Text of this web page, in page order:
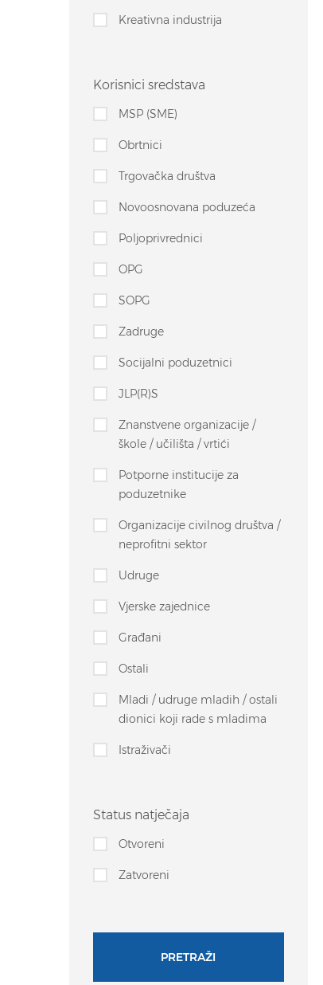
Kreativna industrija
Korisnici sredstava
MSP (SME)
Obrtnici
Trgovačka društva
Novoosnovana poduzeća
Poljoprivrednici
OPG
SOPG
Zadruge
Socijalni poduzetnici
JLP(R)S
Znanstvene organizacije /
škole / učilišta / vrtići
Potporne institucije za
poduzetnike
Organizacije civilnog društva /
neprofitni sektor
Udruge
Vjerske zajednice
Građani
Ostali
Mladi / udruge mladih / ostali
dionici koji rade s mladima
Istraživači
Status natječaja
Otvoreni
Zatvoreni
PRETRAŽI